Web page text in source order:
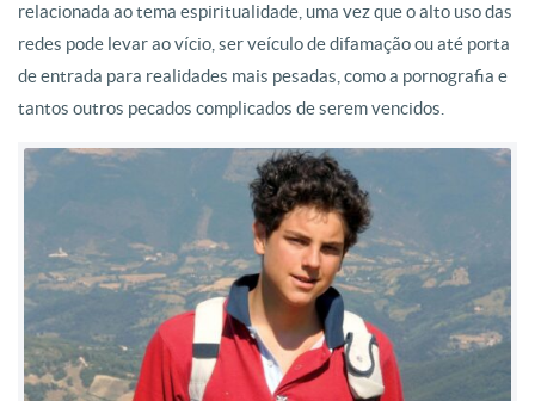
relacionada ao tema espiritualidade, uma vez que o alto uso das
redes pode levar ao vício, ser veículo de difamação ou até porta
de entrada para realidades mais pesadas, como a pornografia e
tantos outros pecados complicados de serem vencidos.